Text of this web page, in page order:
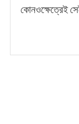
কোনওক্ষেত্রেই